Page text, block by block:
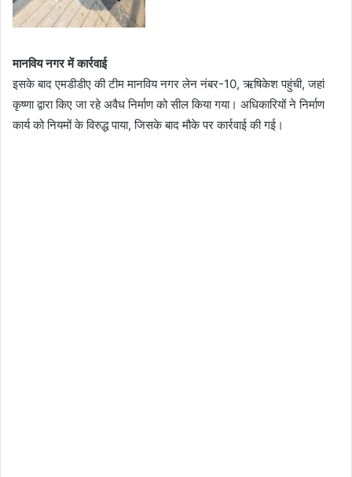
मानविय नगर में कार्रवाई
इसके बाद एमडीडीए की टीम मानविय नगर लेन नंबर-10, ऋषिकेश पहुंची, जहां
कृष्णा द्वारा किए जा रहे अवैध निर्माण को सील किया गया। अधिकारियों ने निर्माण
कार्य को नियमों के विरुद्ध पाया, जिसके बाद मौके पर कार्रवाई की गई।